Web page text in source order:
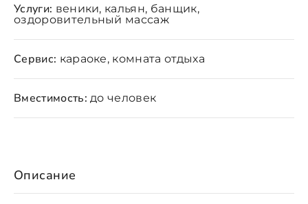
Описание
Услуги: веники, кальян, банщик,
оздоровительный массаж
Сервис: караоке, комната отдыха
Вместимость: до человек